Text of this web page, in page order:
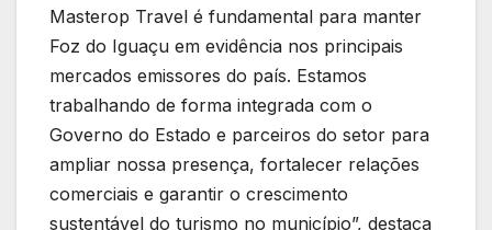
Masterop Travel é fundamental para manter
Foz do Iguaçu em evidência nos principais
mercados emissores do país. Estamos
trabalhando de forma integrada com o
Governo do Estado e parceiros do setor para
ampliar nossa presença, fortalecer relações
comerciais e garantir o crescimento
sustentável do turismo no município”, destaca